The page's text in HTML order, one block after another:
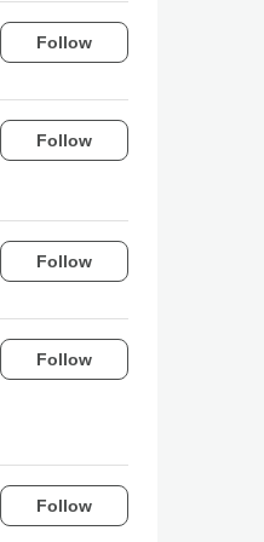
Follow
Follow
Follow
Follow
Follow